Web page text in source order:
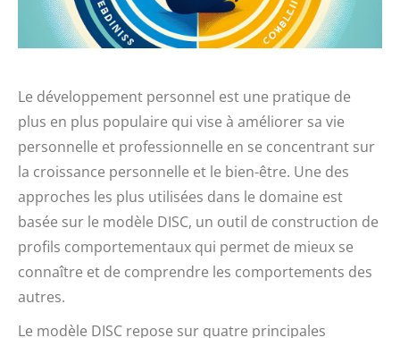
Le développement personnel est une pratique de
plus en plus populaire qui vise à améliorer sa vie
personnelle et professionnelle en se concentrant sur
la croissance personnelle et le bien-être. Une des
approches les plus utilisées dans le domaine est
basée sur le modèle DISC, un outil de construction de
profils comportementaux qui permet de mieux se
connaître et de comprendre les comportements des
autres.
Le modèle DISC repose sur quatre principales